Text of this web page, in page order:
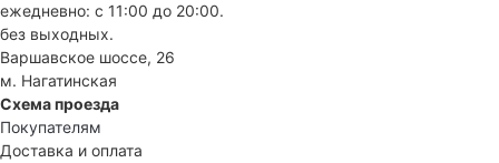
ежедневно: с 11:00 до 20:00.
без выходных.
Варшавское шоссе, 26
м. Нагатинская
Схема проезда
Покупателям
Доставка и оплата